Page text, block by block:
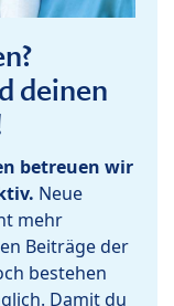
deinen
betreuen wir
Neue
mehr
Beiträge der
bestehen
Damit du